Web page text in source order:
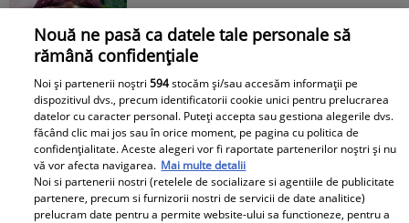
Nouă ne pasă ca datele tale personale să
rămână confidențiale
Noi și partenerii noștri594stocăm și/sau accesăm informații pe
dispozitivul dvs., precum identificatorii cookie unici pentru prelucrarea
datelor cu caracter personal. Puteți accepta sau gestiona alegerile dvs.
făcând clic mai jos sau în orice moment, pe pagina cu politica de
confidențialitate. Aceste alegeri vor fi raportate partenerilor noștri și nu
vă vor afecta navigarea. Mai multe detalii
Noi si partenerii nostri (retelele de socializare si agentiile de publicitate
partenere, precum si furnizorii nostri de servicii de date analitice)
prelucram date pentru a permite website-ului sa functioneze, pentru a